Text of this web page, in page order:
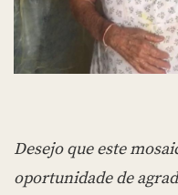
Desejo que este
oportunidade de